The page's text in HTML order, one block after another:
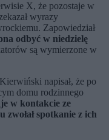
X, że pozostaje w
wyrazy
Zapowiedział
odbyć w niedzielę
są wymierzone w
napisał, że po
domu rodzinnego
w kontakcie ze
zwołał spotkanie z ich